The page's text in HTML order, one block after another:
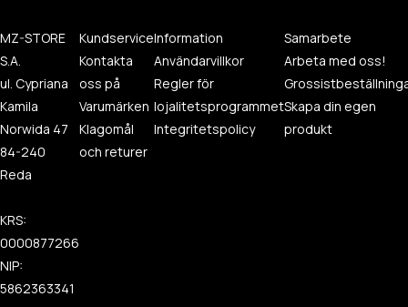
MZ-STORE
S.A.
ul. Cypriana
Kamila
Norwida 47
84-240
Reda
KRS:
0000877266
NIP:
5862363341
Kundservice
Kontakta
oss på
Varumärken
Klagomål
och returer
Information
Användarvillkor
Regler för
lojalitetsprogrammet
Integritetspolicy
Samarbete
Arbeta med oss!
Skapa din egen
produkt